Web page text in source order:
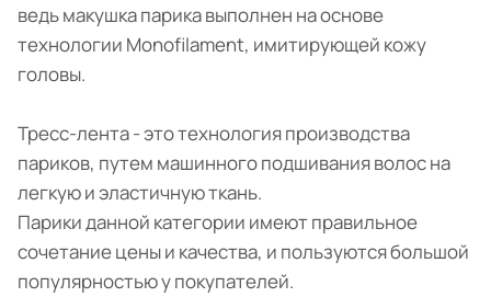
ведь макушка парика выполнен на основе
технологии Monofilament, имитирующей кожу
головы.
Тресс-лента - это технология производства
париков, путем машинного подшивания волос на
легкую и эластичную ткань.
Парики данной категории имеют правильное
сочетание цены и качества, и пользуются большой
популярностью у покупателей.